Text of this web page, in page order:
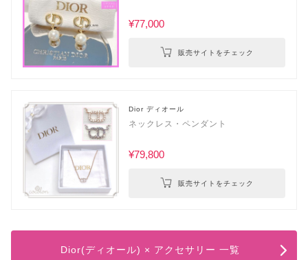
¥77,000
販売サイトをチェック
Dior ディオール
ネックレス・ペンダント
¥79,800
販売サイトをチェック
Dior(ディオール) × アクセサリー 一覧